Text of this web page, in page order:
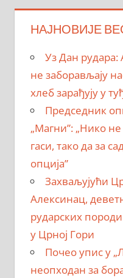
НАЈНОВИЈЕ
Уз Дан рудара:
не заборављају
хлеб зарађују у
Председник
„Магни”: „Нико
гаси, тако да за
опција”
Захваљујући
Алексинац,
рударских
у Црној Гори
Почео упис у
неопходан за